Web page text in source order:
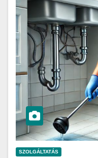
SZOLGÁLTATÁS